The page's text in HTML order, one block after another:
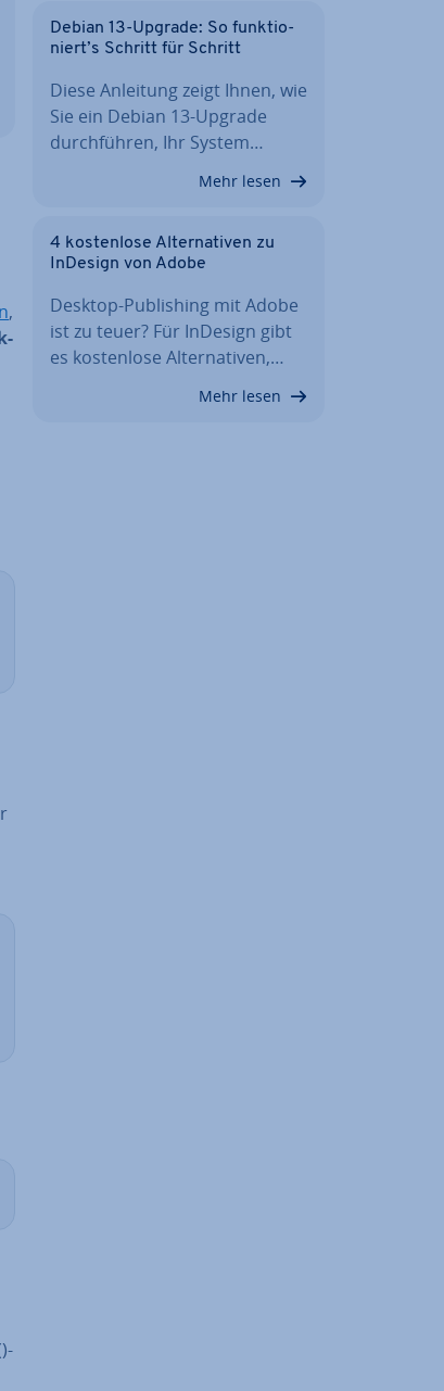
,
Debian 13-Upgrade: So funk­tio­
niert’s Schritt für Schritt
Diese Anleitung zeigt Ihnen, wie
Sie ein Debian 13-Upgrade
durch­füh­ren, Ihr System…
Mehr lesen
4 kos­ten­lo­se Al­ter­na­ti­ven zu
InDesign von Adobe
Desktop-Pu­bli­shing mit Adobe
ist zu teuer? Für InDesign gibt
es kos­ten­lo­se Al­ter­na­ti­ven,…
Mehr lesen